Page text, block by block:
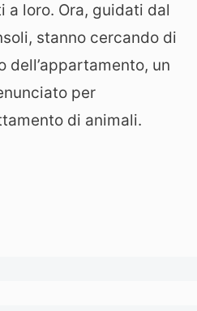
a loro. Ora, guidati dal
stanno cercando di
dell’appartamento, un
per
di animali.